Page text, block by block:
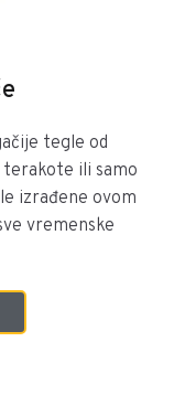
tegle od
terakote ili samo
izrađene ovom
vremenske